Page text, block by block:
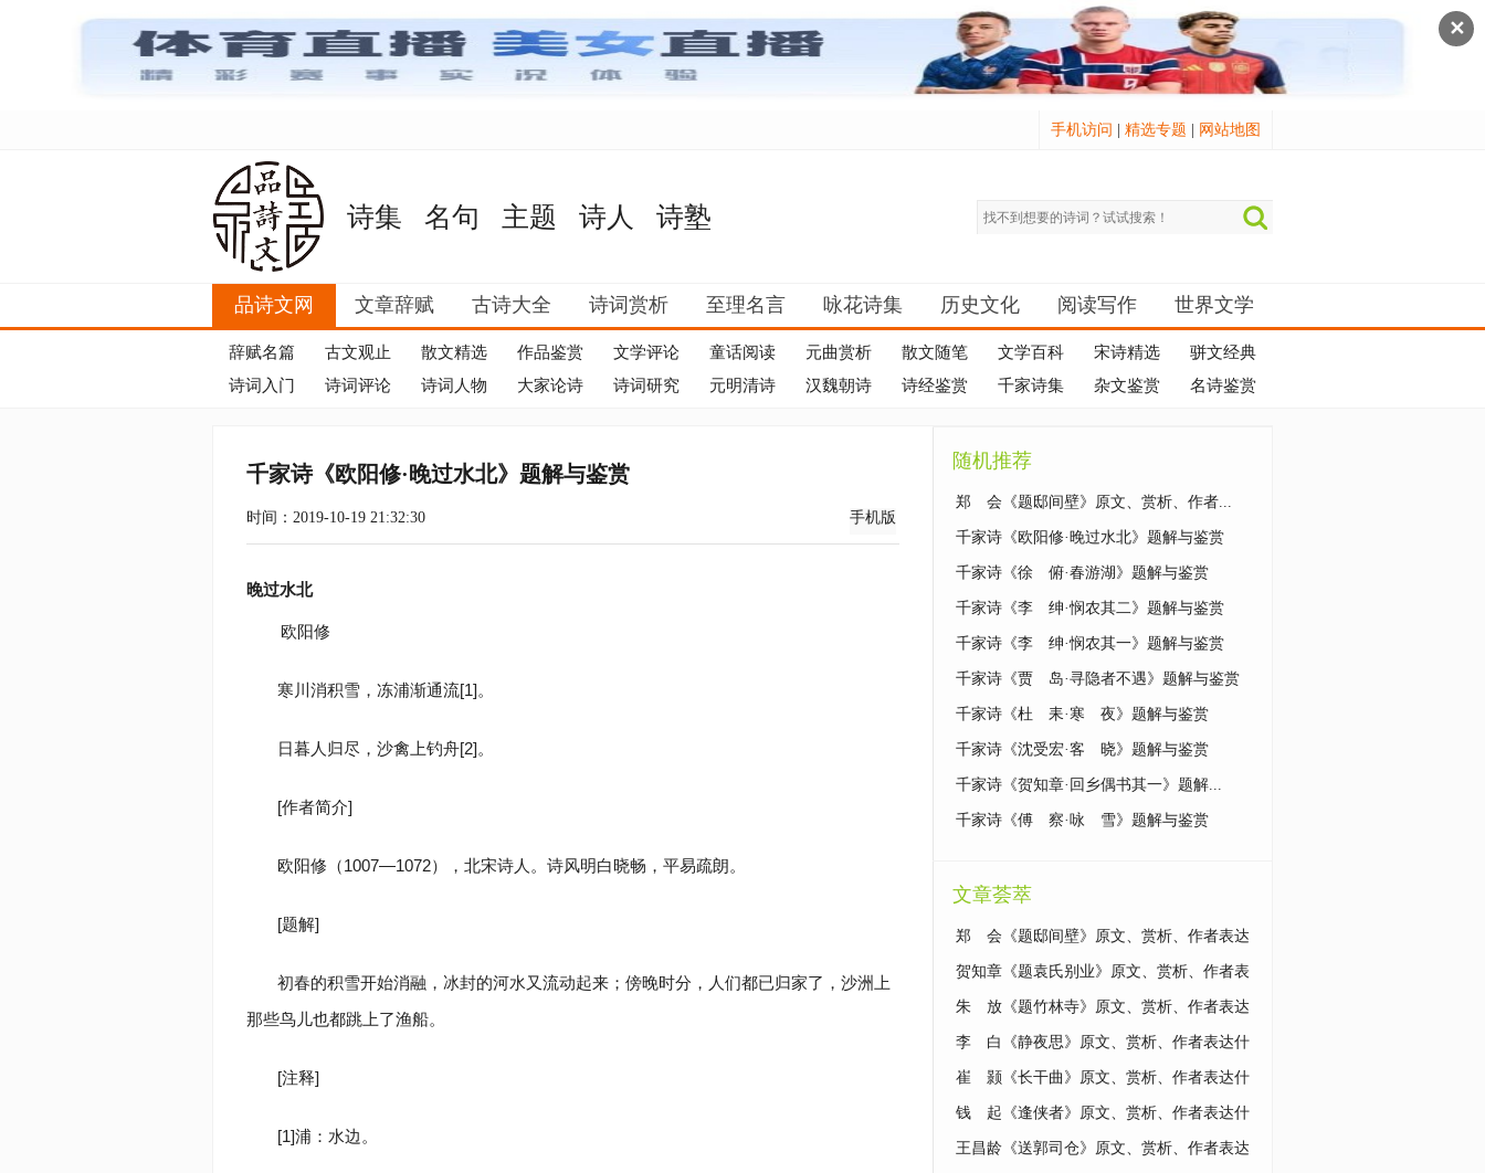
✕
手机访问 精选专题 网站地图
诗集 名句 主题 诗人 诗塾
品诗文网 文章辞赋 古诗大全 诗词赏析 至理名言 咏花诗集 历史文化 阅读写作 世界文学
辞赋名篇 古文观止 散文精选 作品鉴赏 文学评论 童话阅读 元曲赏析 散文随笔 文学百科 宋诗精选
骈文经典
诗词入门
诗词评论 诗词人物 大家论诗 诗词研究 元明清诗 汉魏朝诗 诗经鉴赏 千家诗集 杂文鉴赏 名诗鉴赏
千家诗《欧阳修·晚过水北》题解与鉴赏
时间：2019-10-19 21:32:30 手机版
晚过水北
欧阳修
寒川消积雪，冻浦渐通流[1]。
日暮人归尽，沙禽上钓舟[2]。
[作者简介]
欧阳修（1007—1072），北宋诗人。诗风明白晓畅，平易疏朗。
[题解]
初春的积雪开始消融，冰封的河水又流动起来；傍晚时分，人们都已归家了，沙洲上
那些鸟儿也都跳上了渔船。
[注释]
[1]浦：水边。
随机推荐
郑 会《题邸间壁》原文、赏析、作者...
千家诗《欧阳修·晚过水北》题解与鉴赏
千家诗《徐 俯·春游湖》题解与鉴赏
千家诗《李 绅·悯农其二》题解与鉴赏
千家诗《李 绅·悯农其一》题解与鉴赏
千家诗《贾 岛·寻隐者不遇》题解与鉴赏
千家诗《杜 耒·寒 夜》题解与鉴赏
千家诗《沈受宏·客 晓》题解与鉴赏
千家诗《贺知章·回乡偶书其一》题解...
千家诗《傅 察·咏 雪》题解与鉴赏
文章荟萃
郑 会《题邸间壁》原文、赏析、作者表达
什么思想情感？
贺知章《题袁氏别业》原文、赏析、作者表
达什么思想情感？
朱 放《题竹林寺》原文、赏析、作者表达
什么思想情感？
李 白《静夜思》原文、赏析、作者表达什
么思想情感？
崔 颢《长干曲》原文、赏析、作者表达什
么思想情感？
钱 起《逢侠者》原文、赏析、作者表达什
么思想情感？
王昌龄《送郭司仓》原文、赏析、作者表达